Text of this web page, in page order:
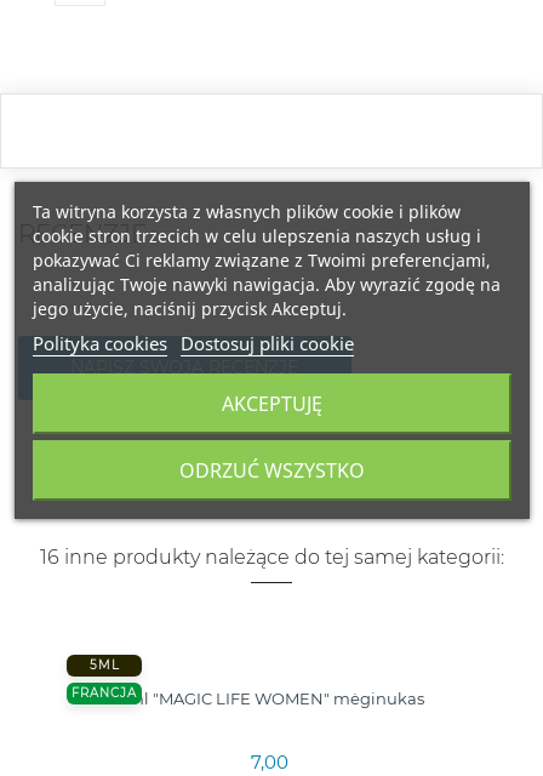
RECENZJE
NAPISZ SWOJĄ RECENZJĘ
16 inne produkty należące do tej samej kategorii:
5ML
FRANCJA5ml "MAGIC LIFE WOMEN" mėginukas
7,00
Ta witryna korzysta z własnych plików cookie i plików
cookie stron trzecich w celu ulepszenia naszych usług i
pokazywać Ci reklamy związane z Twoimi preferencjami,
analizując Twoje nawyki nawigacja. Aby wyrazić zgodę na
jego użycie, naciśnij przycisk Akceptuj.
Polityka cookies Dostosuj pliki cookie
ODRZUĆ WSZYSTKO
AKCEPTUJĘ